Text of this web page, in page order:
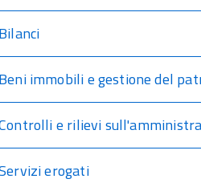
Bilanci
Beni immobili e gestione del
e rilievi
erogati